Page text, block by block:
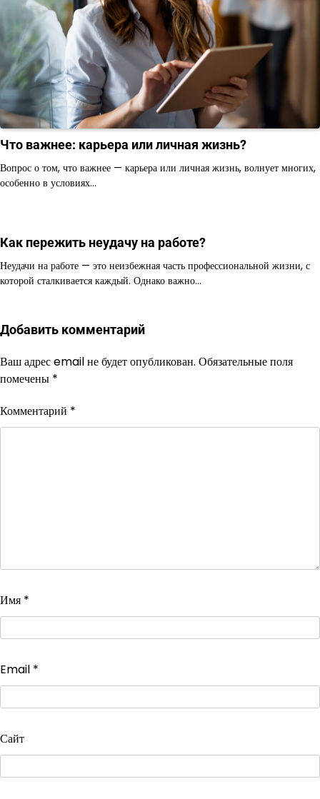
Что важнее: карьера или личная жизнь?
Вопрос о том, что важнее — карьера или личная жизнь, волнует многих,
особенно в условиях…
Как пережить неудачу на работе?
Неудачи на работе — это неизбежная часть профессиональной жизни, с
которой сталкивается каждый. Однако важно…
Добавить комментарий
Ваш адрес email не будет опубликован. Обязательные поля
помечены *
Комментарий *
Имя *
Email *
Сайт